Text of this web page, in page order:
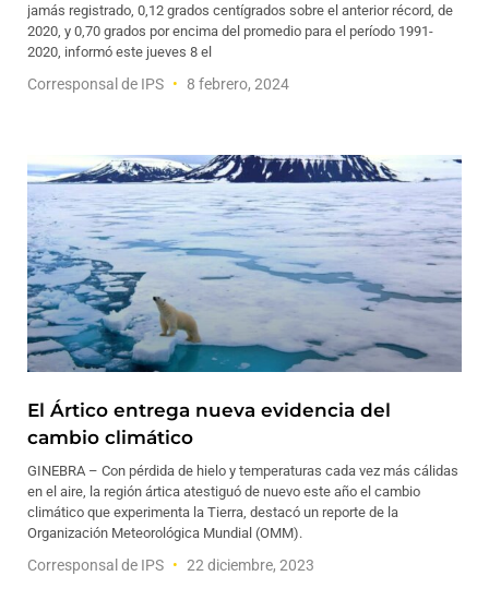
jamás registrado, 0,12 grados centígrados sobre el anterior récord, de
2020, y 0,70 grados por encima del promedio para el período 1991-
2020, informó este jueves 8 el
Corresponsal de IPS 8 febrero, 2024
El Ártico entrega nueva evidencia del
cambio climático
GINEBRA – Con pérdida de hielo y temperaturas cada vez más cálidas
en el aire, la región ártica atestiguó de nuevo este año el cambio
climático que experimenta la Tierra, destacó un reporte de la
Organización Meteorológica Mundial (OMM).
Corresponsal de IPS 22 diciembre, 2023